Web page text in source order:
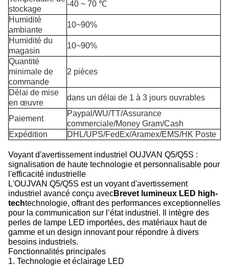
stockage
-40 ~ 70 ℃
Humidité
ambiante
10~90%
Humidité du
magasin
10~90%
Quantité
minimale de
commande
2 pièces
Délai de mise
en œuvre
dans un délai de 1 à 3 jours ouvrables
Paiement
Paypal/WU/TT/Assurance
commerciale/Money Gram/Cash
Expédition
DHL/UPS/FedEx/Aramex/EMS/HK Poste
Voyant d'avertissement industriel OUJVAN Q5/Q5S :
signalisation de haute technologie et personnalisable pour
l'efficacité industrielle
L'OUJVAN Q5/Q5S est un voyant d'avertissement
industriel avancé conçu avecBrevet lumineux LED high-
techtechnologie, offrant des performances exceptionnelles
pour la communication sur l’état industriel. Il intègre des
perles de lampe LED importées, des matériaux haut de
gamme et un design innovant pour répondre à divers
besoins industriels.
Fonctionnalités principales
1. Technologie et éclairage LED